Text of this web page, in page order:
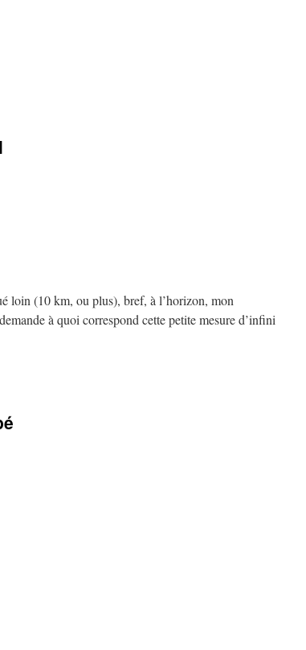
loin (10 km, ou plus), bref, à l’horizon, mon
à quoi correspond cette petite mesure d’infini